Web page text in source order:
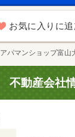
お気に入りに
アパマンショップ富山
不動産会社